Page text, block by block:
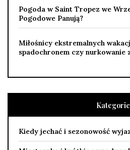
Pogoda w Saint Tropez we
Pogodowe Panują?
Miłośnicy ekstremalnych
spadochronem czy nurkowanie
Kategorie
Kiedy jechać i sezonowość